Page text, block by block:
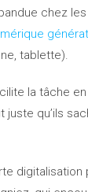
chez les
tablette).
la tâche
qu’ils